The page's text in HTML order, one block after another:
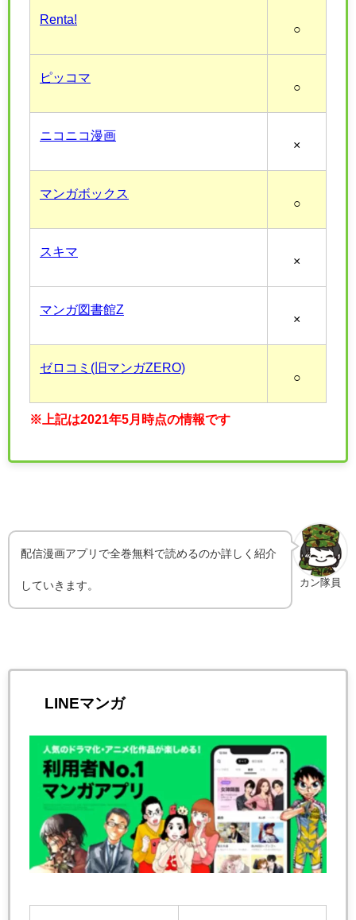
Renta!
○
ピッコマ
○
ニコニコ漫画
×
マンガボックス
○
スキマ
×
マンガ図書館Z
×
ゼロコミ(旧マンガZERO)
○
※上記は2021年5月時点の情報です
カン隊員
配信漫画アプリで全巻無料で読めるのか詳しく紹介
していきます。
LINEマンガ